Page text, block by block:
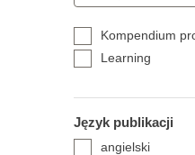
Kompendium
Learning
Język publikacji
angielski